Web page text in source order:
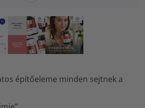
építőeleme minden sejtnek a